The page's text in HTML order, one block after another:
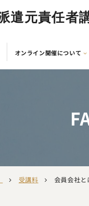
遣元責任者
オンライン開催について
受講料 会員会社と